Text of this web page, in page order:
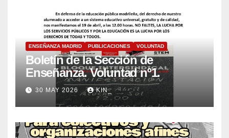
ENSEÑANZA MADRID PUBLICACIONES VOLUNTAD
Boletín de la Sección de
Enseñanza. Voluntad nº1.
30 MAY 2026 KIN_